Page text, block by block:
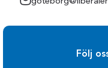
Följ